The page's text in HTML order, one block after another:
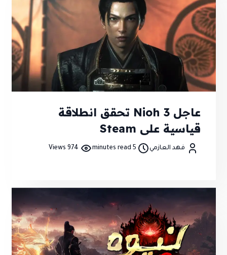
عاجل Nioh 3 تحقق انطلاقة
قياسية على Steam
فهد العازمي 5 minutes read
974 Views